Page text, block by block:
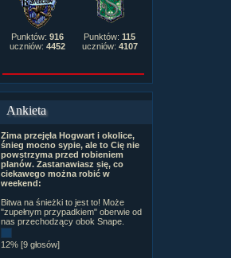
Punktów: 916
uczniów: 4452
Punktów: 115
uczniów: 4107
Ankieta
Zima przejęła Hogwart i okolice,
śnieg mocno sypie, ale to Cię nie
powstrzyma przed robieniem
planów. Zastanawiasz się, co
ciekawego można robić w
weekend:
Bitwa na śnieżki to jest to! Może
"zupełnym przypadkiem" oberwie od
nas przechodzący obok Snape.
12% [9 głosów]